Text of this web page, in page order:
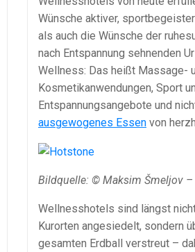
Wünsche aktiver,
als auch die Wünsche der
nach Entspannung sehnenden
Wellness: Das heißt Massage-
Kosmetikanwendungen, Sport
Entspannungsangebote und
ausgewogenes Essen von
Bildquelle: © Maksim Šmeljov
Wellnesshotels sind längst
Kurorten angesiedelt, sondern
gesamten Erdball verstreut –